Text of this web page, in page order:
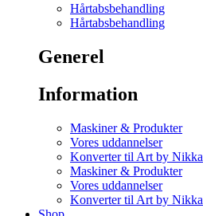
Hårtabsbehandling
Hårtabsbehandling
Generel
Information
Maskiner & Produkter
Vores uddannelser
Konverter til Art by Nikka
Maskiner & Produkter
Vores uddannelser
Konverter til Art by Nikka